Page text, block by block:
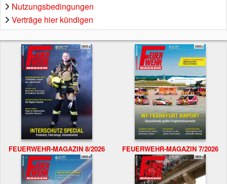
Nutzungsbedingungen
Verträge hier kündigen
FEUERWEHR-MAGAZIN 8/2026 FEUERWEHR-MAGAZIN 7/2026